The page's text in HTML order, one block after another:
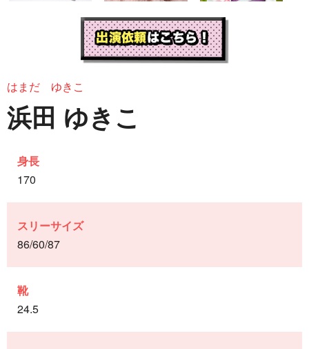
はまだ ゆきこ
浜田 ゆきこ
身長
170
スリーサイズ
86/60/87
靴
24.5